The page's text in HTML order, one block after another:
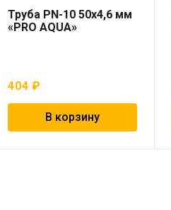
Труба PN-10 50х4,6 мм
«PRO AQUA»
404₽
В корзину